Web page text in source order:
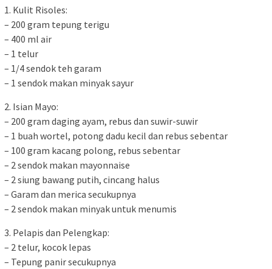
1. Kulit Risoles:
– 200 gram tepung terigu
– 400 ml air
– 1 telur
– 1/4 sendok teh garam
– 1 sendok makan minyak sayur
2. Isian Mayo:
– 200 gram daging ayam, rebus dan suwir-suwir
– 1 buah wortel, potong dadu kecil dan rebus sebentar
– 100 gram kacang polong, rebus sebentar
– 2 sendok makan mayonnaise
– 2 siung bawang putih, cincang halus
– Garam dan merica secukupnya
– 2 sendok makan minyak untuk menumis
3. Pelapis dan Pelengkap:
– 2 telur, kocok lepas
– Tepung panir secukupnya